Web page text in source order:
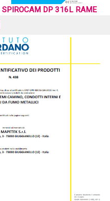
SPIROCAM DP 316L RAME